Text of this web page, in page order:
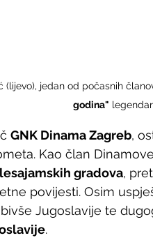
(lijevo), jedan od počasnih
godina"
GNK Dinama Zagreb,
Kao član
gradova,
povijesti. Osim
Jugoslavije te
.